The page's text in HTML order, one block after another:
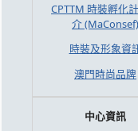
CPTTM 時裝孵化
介 (MaConsef)
時裝及形象資
澳門時尚品牌
中心資訊